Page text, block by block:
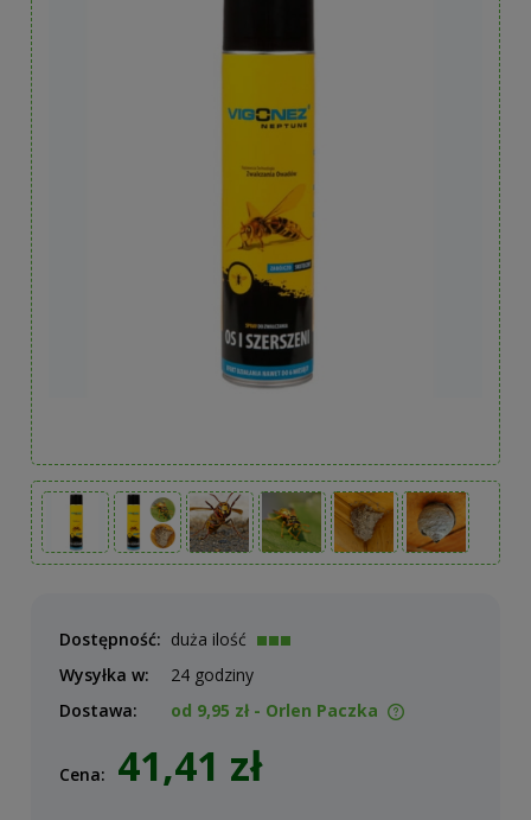
Dostępność: duża ilość
Wysyłka w:
24 godziny
Dostawa:
od 9,95 zł - Orlen Paczka
Cena: 41,41 zł